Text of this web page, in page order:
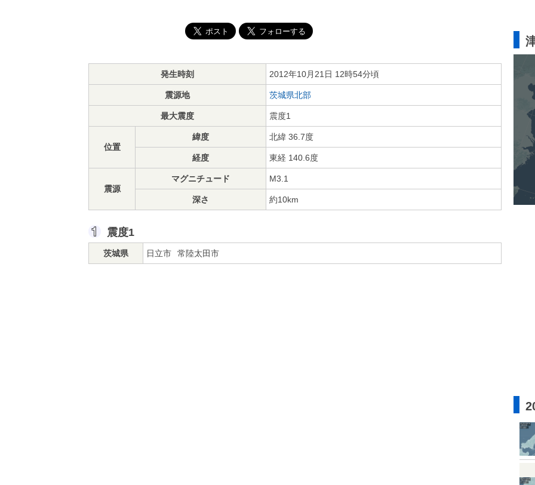
発生時刻 2012年10月21日 12時54分頃
震源地 茨城県北部
最大震度 震度1
位置
緯度 北緯 36.7度
経度 東経 140.6度
震源
マグニチュード M3.1
深さ 約10km
震度1
茨城県 日立市 常陸太田市